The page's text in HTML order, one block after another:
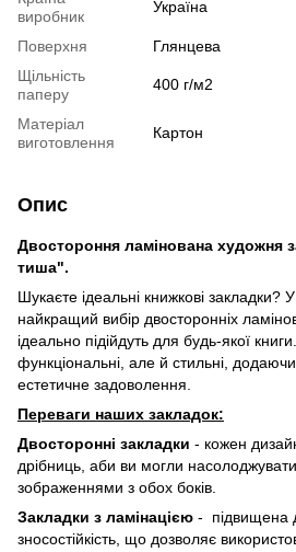
виробник
Україна
Поверхня
Глянцева
Щільність
паперу
400 г/м2
Матеріал
виготовлення
Картон
Опис
Двостороння ламінована художня
тиша".
Шукаєте ідеальні книжкові закладки?
найкращий вибір двосторонніх
ідеально підійдуть для будь-якої
функціональні, але й стильні,
естетичне задоволення.
Переваги наших закладок:
Двосторонні закладки - кожен
дрібниць, аби ви могли
зображеннями з обох боків.
Закладки з ламінацією - підвищена
зносостійкість, що дозволяє